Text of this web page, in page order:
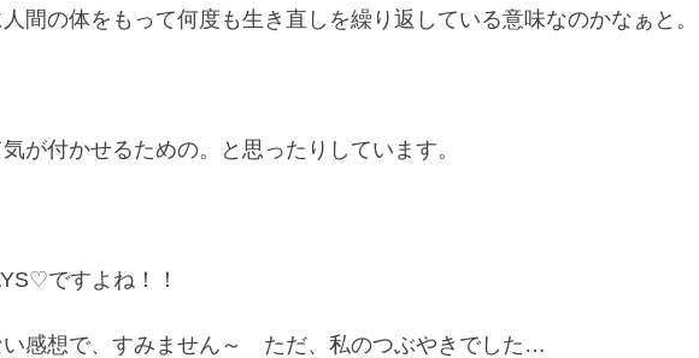
間の体をもって何度も生き直しを繰り返している意味なのかなぁと。
が付かせるための。と思ったりしています。
ですよね！！
感想で、すみません～　ただ、私のつぶやきでした…